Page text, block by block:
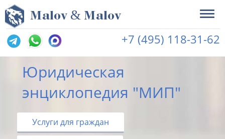
Malov & Malov
+7 (495) 118-31-62
Юридическая
энциклопедия "МИП"
Услуги для граждан